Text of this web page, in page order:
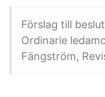
Förslag till
Ordinarie
Fängström,